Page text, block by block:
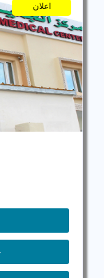
اعلان